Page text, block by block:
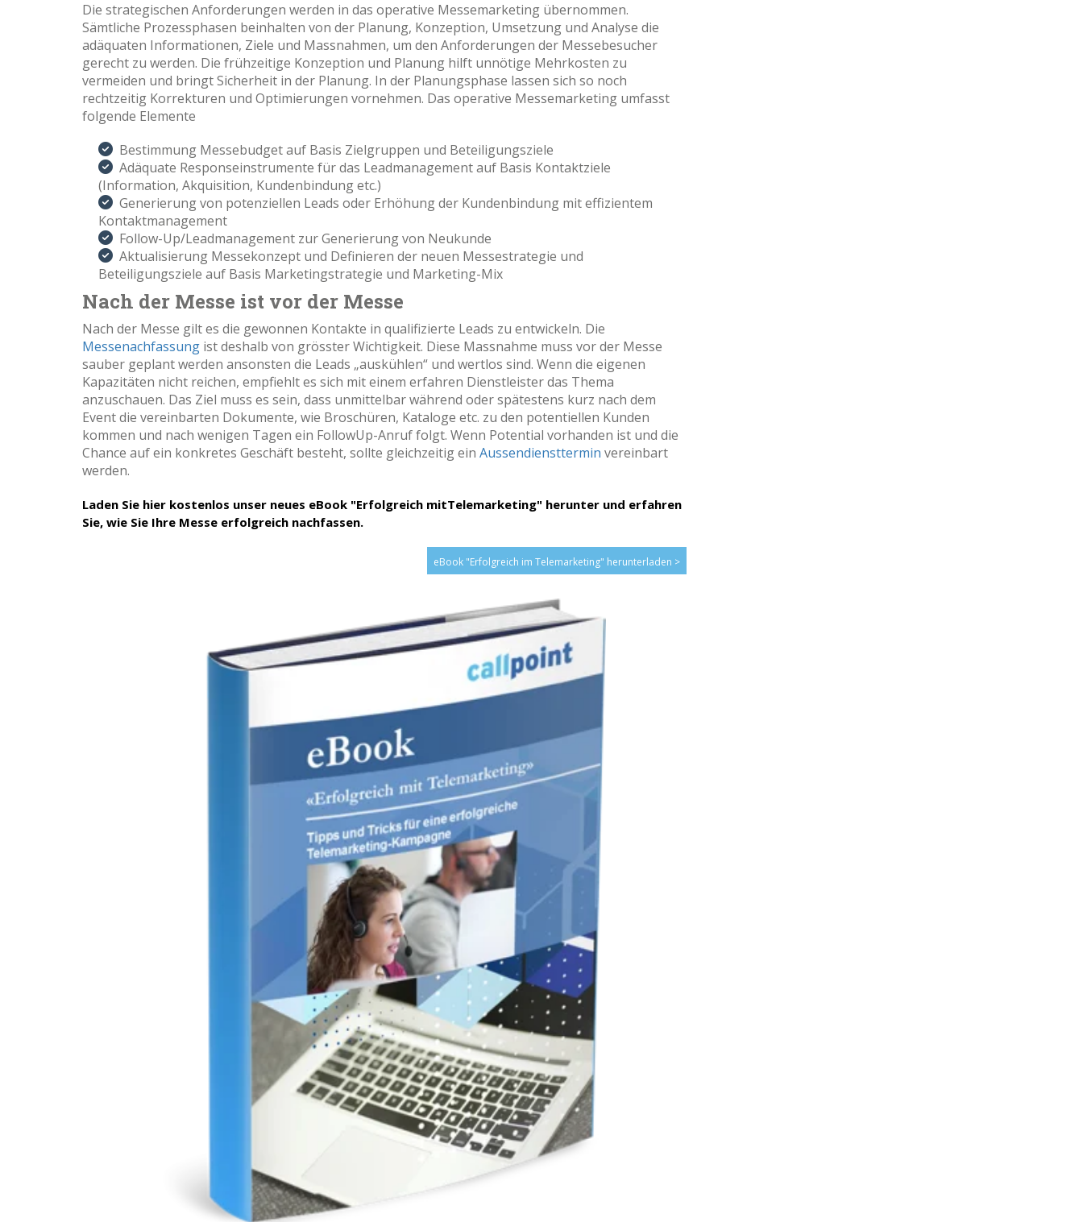
Die strategischen Anforderungen werden in das operative Messemarketing übernommen.
Sämtliche Prozessphasen beinhalten von der Planung, Konzeption, Umsetzung und Analyse die
adäquaten Informationen, Ziele und Massnahmen, um den Anforderungen der Messebesucher
gerecht zu werden. Die frühzeitige Konzeption und Planung hilft unnötige Mehrkosten zu
vermeiden und bringt Sicherheit in der Planung. In der Planungsphase lassen sich so noch
rechtzeitig Korrekturen und Optimierungen vornehmen. Das operative Messemarketing umfasst
folgende Elemente
Bestimmung Messebudget auf Basis Zielgruppen und Beteiligungsziele
Adäquate Responseinstrumente für das Leadmanagement auf Basis Kontaktziele
(Information, Akquisition, Kundenbindung etc.)
Generierung von potenziellen Leads oder Erhöhung der Kundenbindung mit effizientem
Kontaktmanagement
Follow-Up/Leadmanagement zur Generierung von Neukunde
Aktualisierung Messekonzept und Definieren der neuen Messestrategie und
Beteiligungsziele auf Basis Marketingstrategie und Marketing-Mix
Nach der Messe ist vor der Messe
Nach der Messe gilt es die gewonnen Kontakte in qualifizierte Leads zu entwickeln. Die
Messenachfassung ist deshalb von grösster Wichtigkeit. Diese Massnahme muss vor der Messe
sauber geplant werden ansonsten die Leads „auskühlen“ und wertlos sind. Wenn die eigenen
Kapazitäten nicht reichen, empfiehlt es sich mit einem erfahren Dienstleister das Thema
anzuschauen. Das Ziel muss es sein, dass unmittelbar während oder spätestens kurz nach dem
Event die vereinbarten Dokumente, wie Broschüren, Kataloge etc. zu den potentiellen Kunden
kommen und nach wenigen Tagen ein FollowUp-Anruf folgt. Wenn Potential vorhanden ist und die
Chance auf ein konkretes Geschäft besteht, sollte gleichzeitig ein Aussendiensttermin vereinbart
werden.
Laden Sie hier kostenlos unser neues eBook "Erfolgreich mitTelemarketing" herunter und erfahren
Sie, wie Sie Ihre Messe erfolgreich nachfassen.
eBook "Erfolgreich im Telemarketing" herunterladen >